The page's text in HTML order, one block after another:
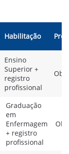
Habilitação
Ensino
Superior +
registro
profissional
Graduação
em
Enfermagem
+ registro
profissional